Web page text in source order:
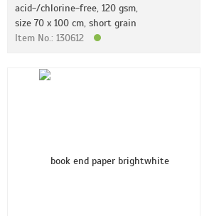
acid-/chlorine-free, 120 gsm,
size 70 x 100 cm, short grain
Item No.: 130612